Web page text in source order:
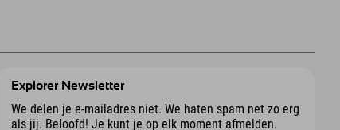
Explorer Newsletter
We delen je e-mailadres niet. We haten spam net zo erg
als jij. Beloofd! Je kunt je op elk moment afmelden.